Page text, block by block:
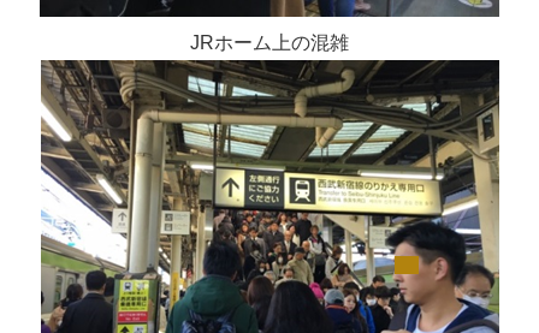
JRホーム上の混雑